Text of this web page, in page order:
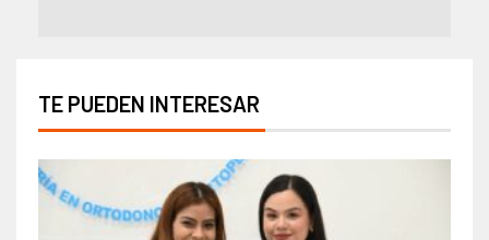
TE PUEDEN INTERESAR